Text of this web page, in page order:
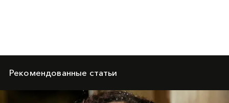
Рекомендованные статьи